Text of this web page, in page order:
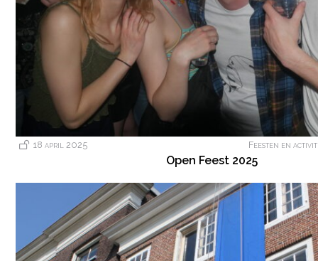
18 april 2025 Feesten en
Open Feest 2025